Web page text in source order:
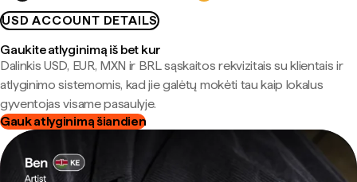
USD ACCOUNT DETAILS
Gaukite atlyginimą iš bet kur
Dalinkis USD, EUR, MXN ir BRL sąskaitos rekvizitais su klientais ir
atlyginimo sistemomis, kad jie galėtų mokėti tau kaip lokalus
gyventojas visame pasaulyje.
Gauk atlyginimą šiandien